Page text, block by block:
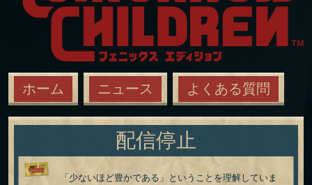
ホーム ニュース よくある質問
配信停止
「少ないほど豊かである」ということを理解していま